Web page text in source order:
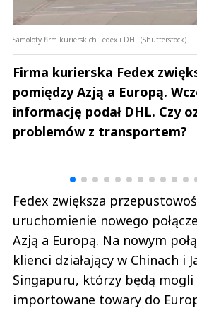
Samoloty firm kurierskich Fedex i DHL (Shutterstock)
Firma kurierska Fedex
pomiędzy Azją a Europą.
informację podał DHL. Czy
problemów z transportem?
Fedex zwiększa
uruchomienie nowego
Azją a Europą. Na nowym
klienci działający w Chinach i
Singapuru, którzy będą mogli
importowane towary do